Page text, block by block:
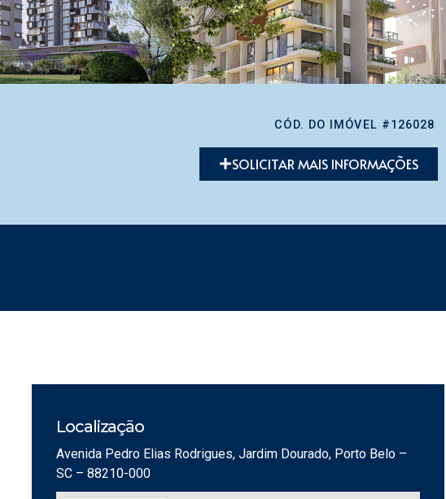
CÓD. DO IMÓVEL #126028
SOLICITAR MAIS INFORMAÇÕES
Localização
Avenida Pedro Elias Rodrigues, Jardim Dourado, Porto Belo –
SC – 88210-000